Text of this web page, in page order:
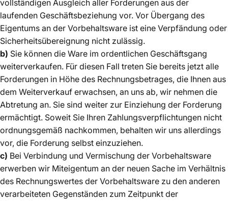
vollständigen Ausgleich aller Forderungen aus der
laufenden Geschäftsbeziehung vor. Vor Übergang des
Eigentums an der Vorbehaltsware ist eine Verpfändung oder
Sicherheitsübereignung nicht zulässig.
b) Sie können die Ware im ordentlichen Geschäftsgang
weiterverkaufen. Für diesen Fall treten Sie bereits jetzt alle
Forderungen in Höhe des Rechnungsbetrages, die Ihnen aus
dem Weiterverkauf erwachsen, an uns ab, wir nehmen die
Abtretung an. Sie sind weiter zur Einziehung der Forderung
ermächtigt. Soweit Sie Ihren Zahlungsverpflichtungen nicht
ordnungsgemäß nachkommen, behalten wir uns allerdings
vor, die Forderung selbst einzuziehen.
c) Bei Verbindung und Vermischung der Vorbehaltsware
erwerben wir Miteigentum an der neuen Sache im Verhältnis
des Rechnungswertes der Vorbehaltsware zu den anderen
verarbeiteten Gegenständen zum Zeitpunkt der